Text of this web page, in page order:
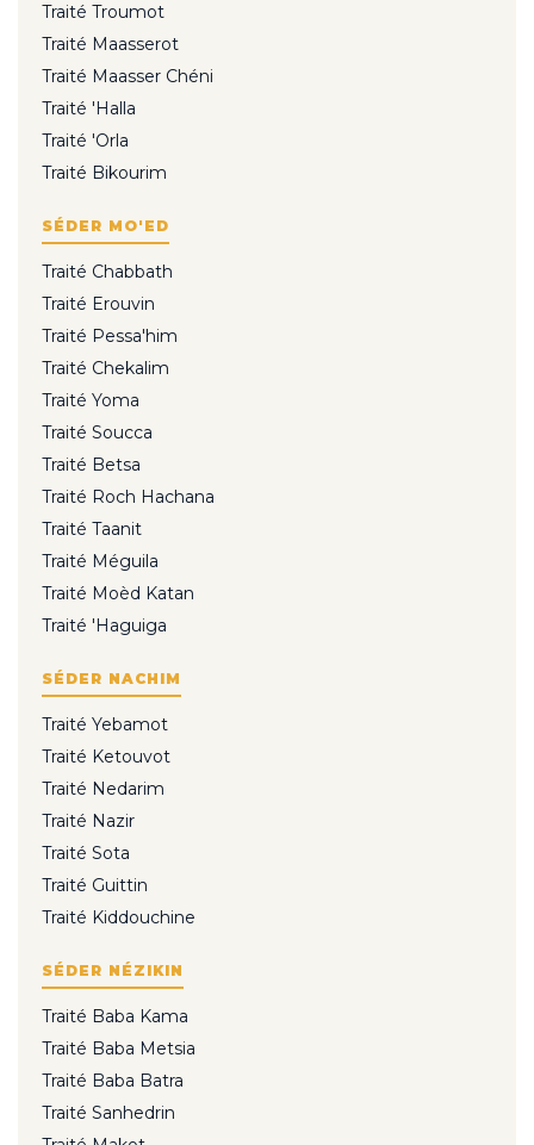
Traité Troumot
Traité Maasserot
Traité Maasser Chéni
Traité 'Halla
Traité 'Orla
Traité Bikourim
SÉDER MO'ED
Traité Chabbath
Traité Erouvin
Traité Pessa'him
Traité Chekalim
Traité Yoma
Traité Soucca
Traité Betsa
Traité Roch Hachana
Traité Taanit
Traité Méguila
Traité Moèd Katan
Traité 'Haguiga
SÉDER NACHIM
Traité Yebamot
Traité Ketouvot
Traité Nedarim
Traité Nazir
Traité Sota
Traité Guittin
Traité Kiddouchine
SÉDER NÉZIKIN
Traité Baba Kama
Traité Baba Metsia
Traité Baba Batra
Traité Sanhedrin